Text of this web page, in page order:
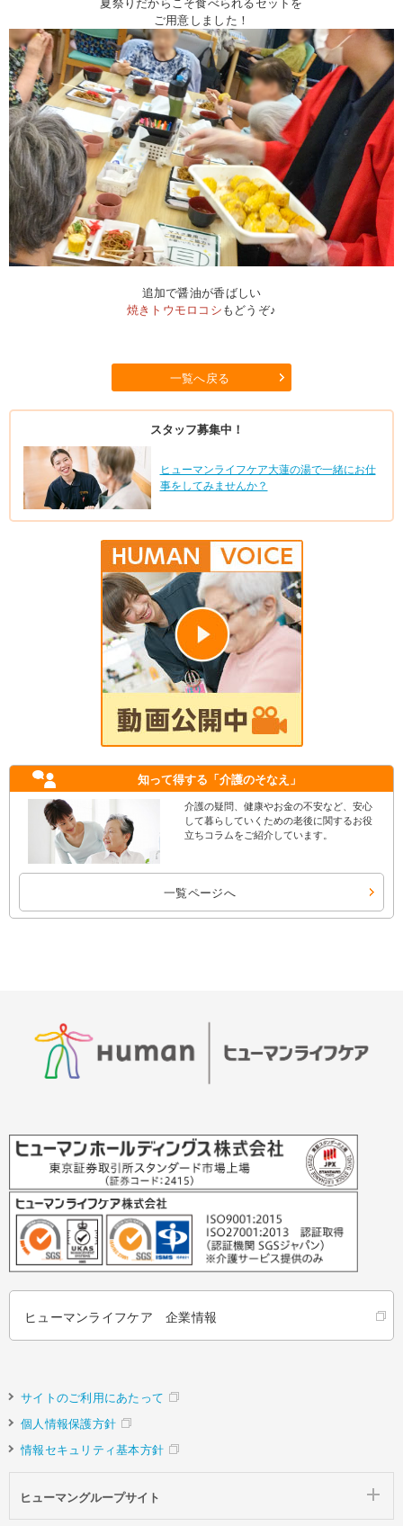
夏祭りだからこそ食べられるセットを
ご用意しました！
追加で醤油が香ばしい
焼きトウモロコシ もどうぞ♪
一覧へ戻る
スタッフ募集中！
ヒューマンライフケア大蓮の湯で一緒にお仕
事をしてみませんか？
知って得する 「介護のそなえ」
介護の疑問、健康やお金の不安など、安心
して暮らしていくための老後に関するお役
立ちコラムをご紹介しています。
一覧ページへ
ヒューマンライフケア 企業情報
サイトのご利用にあたって
個人情報保護方針
情報セキュリティ基本方針
ヒューマングループサイト